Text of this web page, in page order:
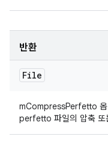
반환
File
mCompressPerfetto 옵
perfetto 파일의 압축 또